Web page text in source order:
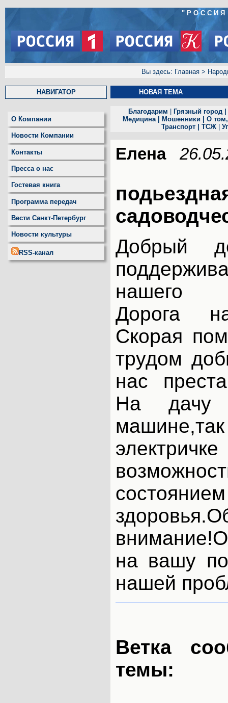
"РОССИЯ
Вы здесь: Главная >
НАВИГАТОР
О Компании
Новости Компании
Контакты
Пресса о нас
Гостевая книга
Программа передач
Вести Санкт-Петербург
Новости культуры
RSS-канал
НОВАЯ ТЕМА
Благодарим Грязный город|
Медицина| Мошенники
О
Транспорт| ТСЖ|
Елена
Добрый
нашего
Дорога
Скорая
трудом
нас
На
состоянием
на вашу
нашей
Ветка
темы: